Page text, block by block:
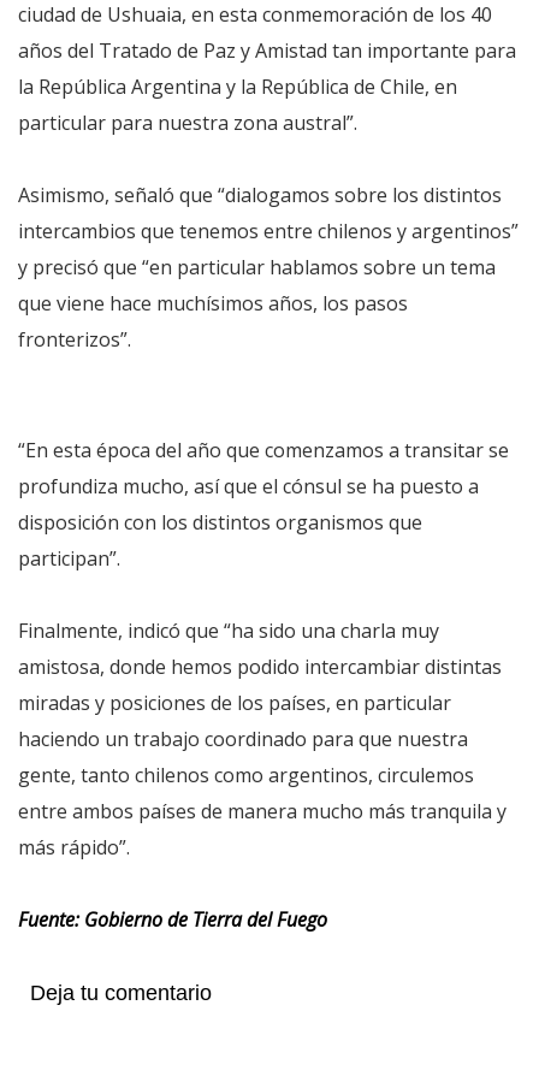
ciudad de Ushuaia, en esta conmemoración de los 40
años del Tratado de Paz y Amistad tan importante para
la República Argentina y la República de Chile, en
particular para nuestra zona austral”.
Asimismo, señaló que “dialogamos sobre los distintos
intercambios que tenemos entre chilenos y argentinos”
y precisó que “en particular hablamos sobre un tema
que viene hace muchísimos años, los pasos
fronterizos”.
“En esta época del año que comenzamos a transitar se
profundiza mucho, así que el cónsul se ha puesto a
disposición con los distintos organismos que
participan”.
Finalmente, indicó que “ha sido una charla muy
amistosa, donde hemos podido intercambiar distintas
miradas y posiciones de los países, en particular
haciendo un trabajo coordinado para que nuestra
gente, tanto chilenos como argentinos, circulemos
entre ambos países de manera mucho más tranquila y
más rápido”.
Fuente: Gobierno de Tierra del Fuego
Deja tu comentario